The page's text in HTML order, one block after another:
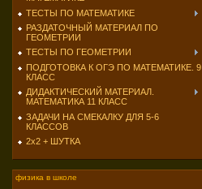
ТЕСТЫ ПО МАТЕМАТИКЕ
РАЗДАТОЧНЫЙ МАТЕРИАЛ ПО
ГЕОМЕТРИИ
ТЕСТЫ ПО ГЕОМЕТРИИ
ПОДГОТОВКА К ОГЭ ПО МАТЕМАТИКЕ. 9
КЛАСС
ДИДАКТИЧЕСКИЙ МАТЕРИАЛ.
МАТЕМАТИКА 11 КЛАСС
ЗАДАЧИ НА СМЕКАЛКУ ДЛЯ 5-6
КЛАССОВ
2х2 + ШУТКА
физика в школе